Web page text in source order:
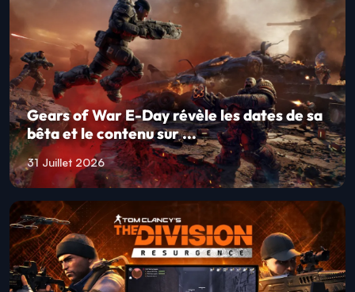
Gears of War E-Day révèle les dates de sa
bêta et le contenu sur ...
31 Juillet 2026